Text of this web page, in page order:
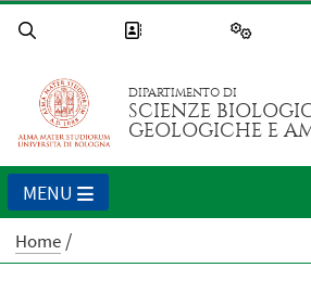
DIPARTIMENTO DI
SCIENZE
GEOLOGICHE E
MENU
Home